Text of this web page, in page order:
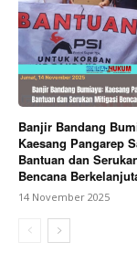
Banjir Bandang
Kaesang Pangarep
Bantuan dan
Bencana
14 November 2025